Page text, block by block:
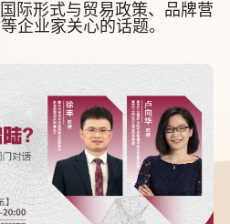
际形式与贸易政策、品牌营
企业家关心的话题。